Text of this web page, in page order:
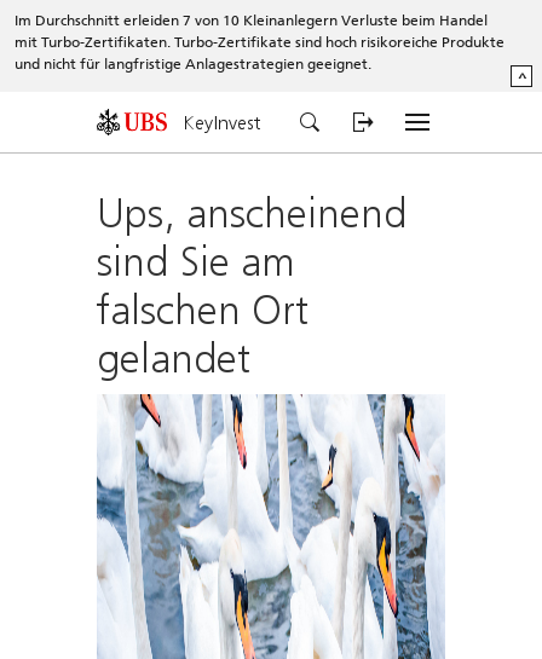
Im Durchschnitt erleiden 7 von 10 Kleinanlegern Verluste beim Handel
mit Turbo-Zertifikaten. Turbo-Zertifikate sind hoch risikoreiche Produkte
und nicht für langfristige Anlagestrategien geeignet.
^
KeyInvest
Ups, anscheinend
sind Sie am
falschen Ort
gelandet